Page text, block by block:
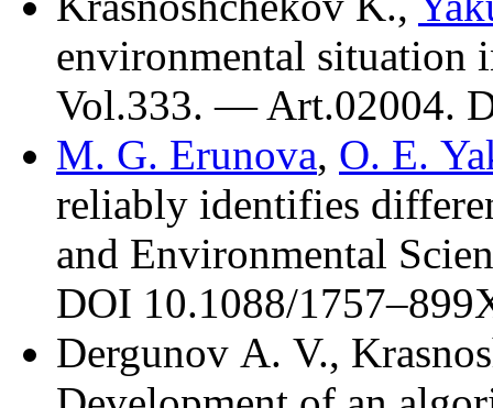
environmental situation
Vol.333. — Art.02004.
M. G. Erunova, O. E.
reliably identifies
and Environmental
DOI 10.1088/1757–899
Dergunov A. V.,